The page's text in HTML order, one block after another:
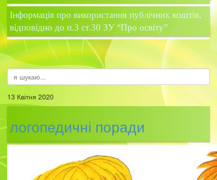
Інформація про використання публічних коштів,
відповідно до п.3 ст.30 ЗУ “Про освіту”
13 Квітня 2020
логопедичні поради